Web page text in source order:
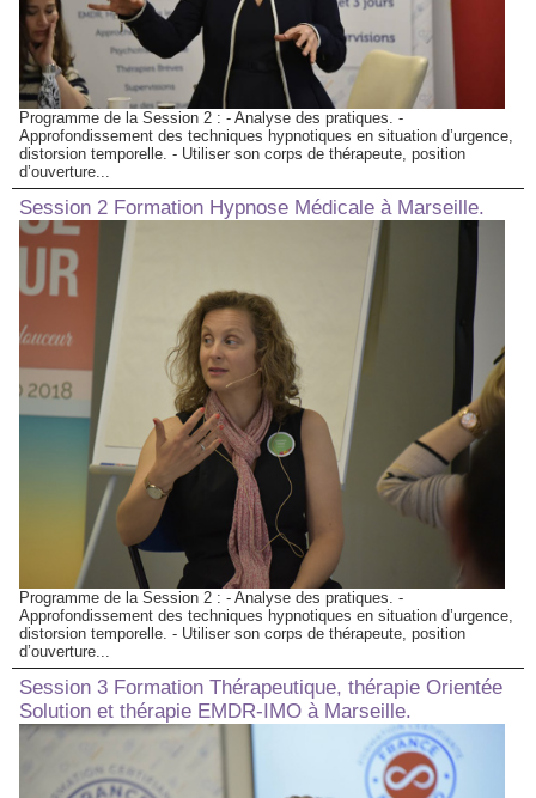
Programme de la Session 2 : - Analyse des pratiques. -
Approfondissement des techniques hypnotiques en situation d’urgence,
distorsion temporelle. - Utiliser son corps de thérapeute, position
d’ouverture...
Session 2 Formation Hypnose Médicale à Marseille.
Programme de la Session 2 : - Analyse des pratiques. -
Approfondissement des techniques hypnotiques en situation d’urgence,
distorsion temporelle. - Utiliser son corps de thérapeute, position
d’ouverture...
Session 3 Formation Thérapeutique, thérapie Orientée
Solution et thérapie EMDR-IMO à Marseille.